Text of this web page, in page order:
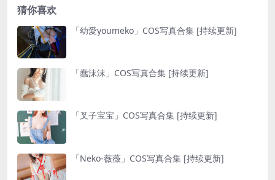
猜你喜欢
「幼愛youmeko」COS写真合集 [持续更新]
「蠢沫沫」COS写真合集 [持续更新]
「叉子宝宝」COS写真合集 [持续更新]
「Neko-薇薇」COS写真合集 [持续更新]